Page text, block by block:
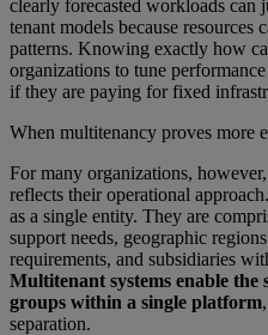
clearly forecasted workloads can
tenant models because
patterns. Knowing exactly how
organizations to tune
if they are paying for fixed
When multitenancy proves more
For many organizations,
reflects their operational
as a single entity. They are
support needs, geographic
requirements, and subsidiaries
Multitenant systems enable the
groups within a single platform
separation.